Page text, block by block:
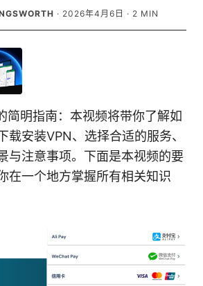
· 2026年4月6日 · 2 MIN
明指南：本视频将带你了解如
载安装VPN、选择合适的服务、
与注意事项。下面是本视频的要
在一个地方掌握所有相关知识